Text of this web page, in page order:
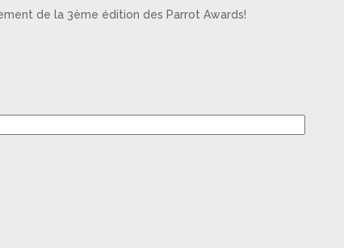
de la 3ème édition des Parrot Awards!